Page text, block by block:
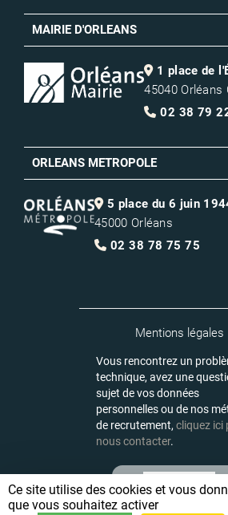
MAIRIE D'ORLEANS
1 place de
45040 Orléans
02 38 79
ORLEANS METROPOLE
5 place du 6 juin
45000 Orléans
02 38 78 75 75
Mentions légales
Vous rencontrez un
technique, avez une
sujet de vos données
personnelles ou de nos
de recrutement, cliquez ici
nous contacter.
Ce site utilise des cookies et vous
que vous souhaitez activer